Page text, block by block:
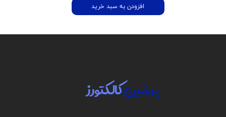
افزودن به سبد خرید
پرشینکالکتورز